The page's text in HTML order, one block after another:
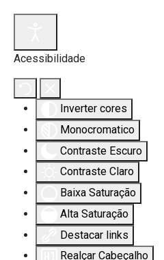
Acessibilidade
Inverter cores
Monocromatico
Contraste Escuro
Contraste Claro
Baixa Saturação
Alta Saturação
Destacar links
Realçar Cabeçalho